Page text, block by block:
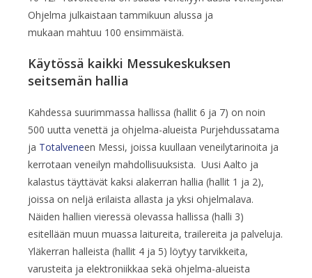
Ohjelma julkaistaan tammikuun alussa ja
mukaan mahtuu 100 ensimmäistä.
Käytössä kaikki Messukeskuksen
seitsemän hallia
Kahdessa suurimmassa hallissa (hallit 6 ja 7) on noin
500 uutta venettä ja ohjelma-alueista Purjehdussatama
ja Totalveneen Messi, joissa kuullaan veneilytarinoita ja
kerrotaan veneilyn mahdollisuuksista. Uusi Aalto ja
kalastus täyttävät kaksi alakerran hallia (hallit 1 ja 2),
joissa on neljä erilaista allasta ja yksi ohjelmalava.
Näiden hallien vieressä olevassa hallissa (halli 3)
esitellään muun muassa laitureita, trailereita ja palveluja.
Yläkerran halleista (hallit 4 ja 5) löytyy tarvikkeita,
varusteita ja elektroniikkaa sekä ohjelma-alueista